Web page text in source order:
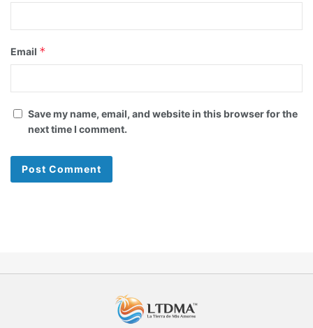
Email *
Save my name, email, and website in this browser for the
next time I comment.